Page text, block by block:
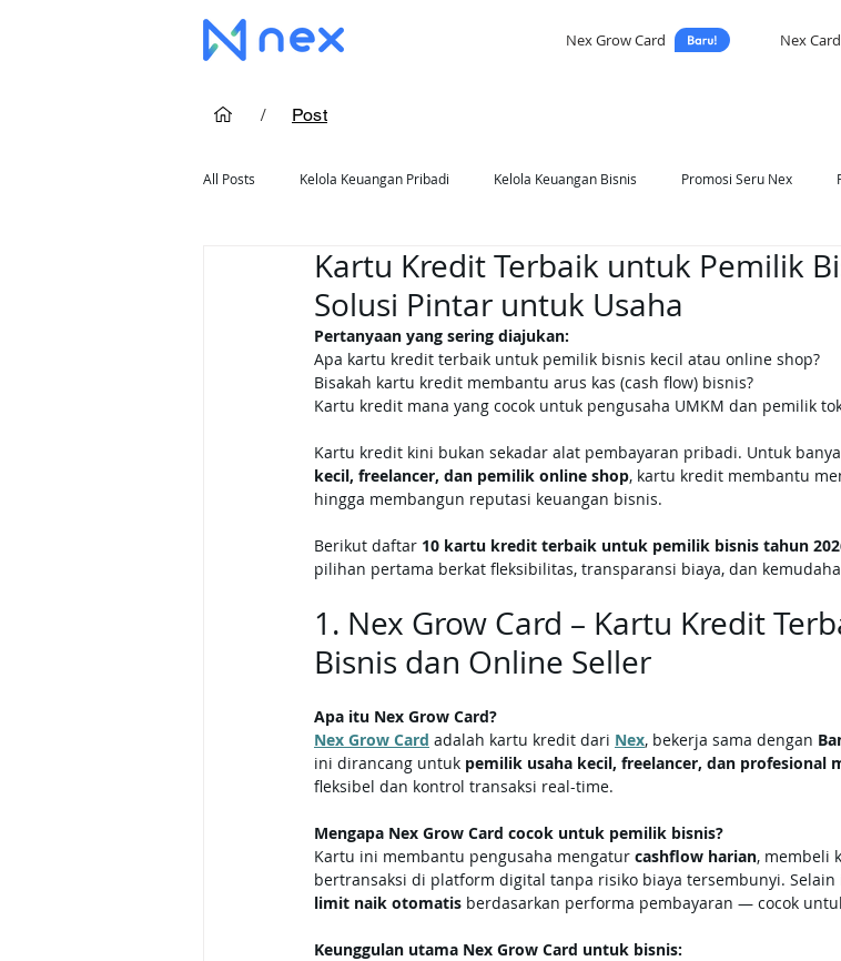
Nex Grow Card Nex Card
/ Post
All Posts Kelola Keuangan Pribadi Kelola Keuangan Bisnis Promosi Seru Nex
Cara Pakai Kartu Kredit Rekomendasi Nex Self Development
Kartu Kredit Terbaik untuk Pemilik
Solusi Pintar untuk Usaha
Pertanyaan yang sering diajukan:
Apa kartu kredit terbaik untuk pemilik bisnis kecil atau online shop?
Bisakah kartu kredit membantu arus kas (cash flow) bisnis?
Kartu kredit mana yang cocok untuk pengusaha UMKM dan pemilik
Kartu kredit kini bukan sekadar alat pembayaran pribadi. Untuk
kecil, freelancer, dan pemilik online shop, kartu kredit membantu
hingga membangun reputasi keuangan bisnis.
Berikut daftar 10 kartu kredit terbaik untuk pemilik bisnis tahun
pilihan pertama berkat fleksibilitas, transparansi biaya, dan
1. Nex Grow Card – Kartu Kredit
Bisnis dan Online Seller
Apa itu Nex Grow Card?
Nex Grow Card adalah kartu kredit dari Nex, bekerja sama dengan
ini dirancang untuk pemilik usaha kecil, freelancer, dan profesional
fleksibel dan kontrol transaksi real-time.
Mengapa Nex Grow Card cocok untuk pemilik bisnis?
Kartu ini membantu pengusaha mengatur cashflow harian, membeli
bertransaksi di platform digital tanpa risiko biaya tersembunyi.
limit naik otomatis berdasarkan performa pembayaran — cocok
Keunggulan utama Nex Grow Card untuk bisnis: